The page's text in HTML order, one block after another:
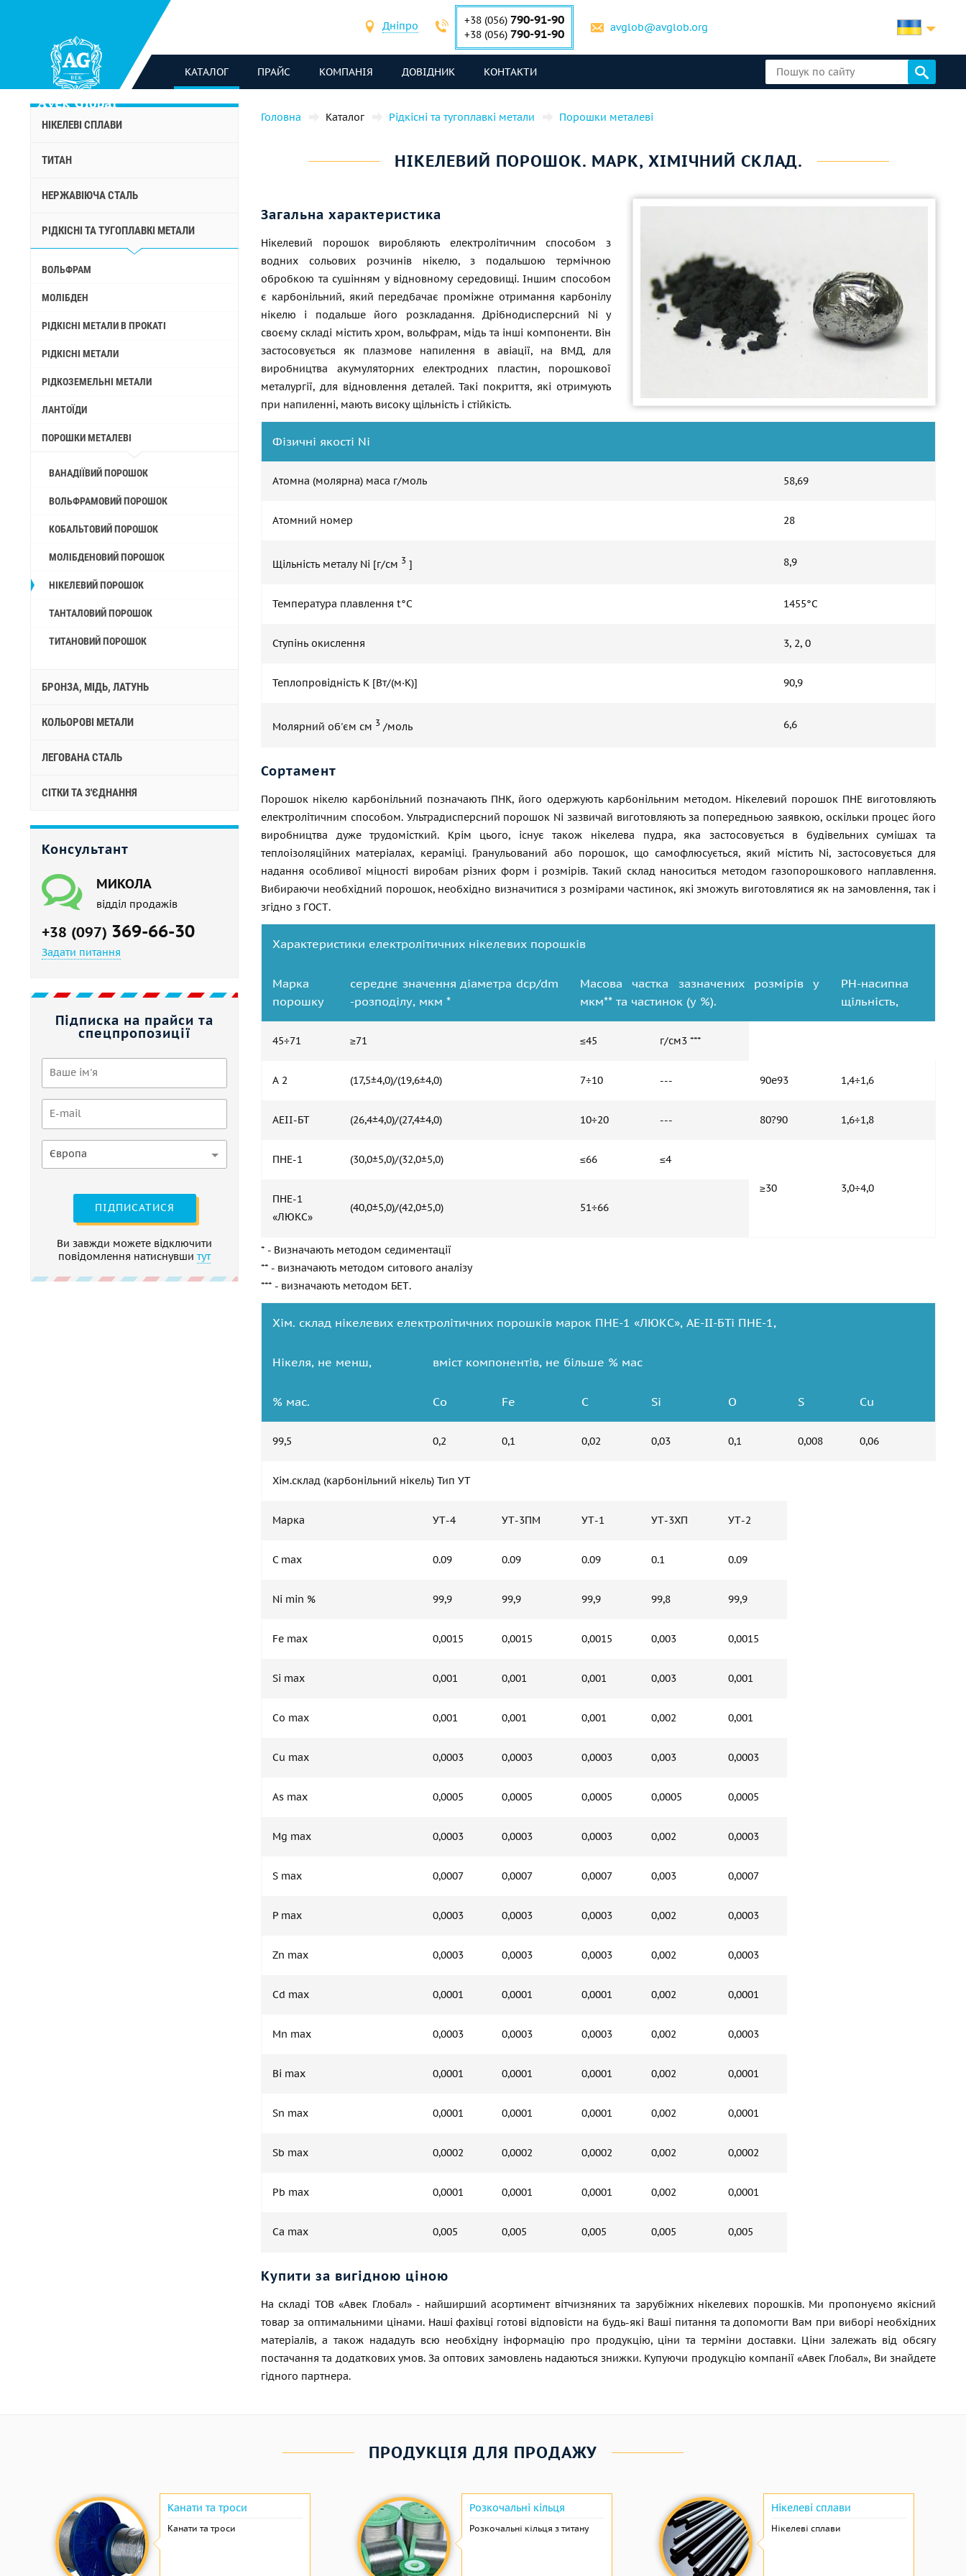
Дніпро +38 (056) 790-91-90
+38 (056) 790-91-90 avglob@avglob.org
КАТАЛОГ ПРАЙС КОМПАНІЯ ДОВІДНИК КОНТАКТИ
НІКЕЛЕВІ СПЛАВИ
ТИТАН
НЕРЖАВІЮЧА СТАЛЬ
РІДКІСНІ ТА ТУГОПЛАВКІ МЕТАЛИ
ВОЛЬФРАМ
МОЛІБДЕН
РІДКІСНІ МЕТАЛИ В ПРОКАТІ
РІДКІСНІ МЕТАЛИ
РІДКОЗЕМЕЛЬНІ МЕТАЛИ
ЛАНТОЇДИ
ПОРОШКИ МЕТАЛЕВІ
ВАНАДІЇВИЙ ПОРОШОК
ВОЛЬФРАМОВИЙ ПОРОШОК
КОБАЛЬТОВИЙ ПОРОШОК
МОЛІБДЕНОВИЙ ПОРОШОК
НІКЕЛЕВИЙ ПОРОШОК
ТАНТАЛОВИЙ ПОРОШОК
ТИТАНОВИЙ ПОРОШОК
БРОНЗА, МІДЬ, ЛАТУНЬ
КОЛЬОРОВІ МЕТАЛИ
ЛЕГОВАНА СТАЛЬ
СІТКИ ТА З'ЄДНАННЯ
Консультант
МИКОЛА
відділ продажів
+38 (097) 369-66-30
Задати питання
Підписка на прайси та
спецпропозиції
Європа
ПІДПИСАТИСЯ
Ви завжди можете відключити
повідомлення натиснувши тут
Головна Каталог Рідкісні та тугоплавкі метали Порошки металеві
НІКЕЛЕВИЙ ПОРОШОК. МАРК, ХІМІЧНИЙ СКЛАД.
Загальна характеристика
Нікелевий порошок виробляють електролітичним способом з
водних сольових розчинів нікелю, з подальшою термічною
обробкою та сушінням у відновному середовищі. Іншим способом
є карбонільний, який передбачає проміжне отримання карбонілу
нікелю і подальше його розкладання. Дрібнодисперсний Ni у
своєму складі містить хром, вольфрам, мідь та інші компоненти. Він
застосовується як плазмове напилення в авіації, на ВМД, для
виробництва акумуляторних електродних пластин, порошкової
металургії, для відновлення деталей. Такі покриття, які отримують
при напиленні, мають високу щільність і стійкість.
Фізичні якості Ni
Атомна (молярна) маса г/моль 58,69
Атомний номер 28
Щільність металу Ni [г/см 3 ] 8,9
Температура плавлення t°С 1455°С
Ступінь окислення 3, 2, 0
Теплопровідність К [Вт/(м·К)] 90,9
Молярний об'єм см 3 /моль 6,6
Сортамент
Порошок нікелю карбонільний позначають ПНК, його одержують карбонільним методом. Нікелевий порошок ПНЕ виготовляють
електролітичним способом. Ультрадисперсний порошок Ni зазвичай виготовляють за попередньою заявкою, оскільки процес його
виробництва дуже трудомісткий. Крім цього, існує також нікелева пудра, яка застосовується в будівельних сумішах та
теплоізоляційних матеріалах, кераміці. Гранульований або порошок, що самофлюсується, який містить Ni, застосовується для
надання особливої міцності виробам різних форм і розмірів. Такий склад наноситься методом газопорошкового наплавлення.
Вибираючи необхідний порошок, необхідно визначитися з розмірами частинок, які зможуть виготовлятися як на замовлення, так і
згідно з ГОСТ.
Характеристики електролітичних нікелевих порошків
Марка
порошку
середнє значення діаметра dср/dm
-розподілу, мкм *
Масова частка зазначених розмірів у
мкм** та частинок (у %).
PH-насипна
щільність,
45÷71 ≥71 ≤45 г/см3 ***
А 2 (17,5±4,0)/(19,6±4,0) 7÷10 --- 90е93 1,4÷1,6
АЕІІ-БТ (26,4±4,0)/(27,4±4,0) 10÷20 --- 80?90 1,6÷1,8
ПНЕ-1 (30,0±5,0)/(32,0±5,0) ≤66 ≤4
≥30
3,0÷4,0
ПНЕ-1
«ЛЮКС»
(40,0±5,0)/(42,0±5,0) 51÷66
* - Визначають методом седиментації
** - визначають методом ситового аналізу
*** - визначають методом БЕТ.
Хім. склад нікелевих електролітичних порошків марок ПНЕ-1 «ЛЮКС», АЕ-II-БТі ПНЕ-1,
Нікеля, не менш, вміст компонентів, не більше % мас
% мас. Сo Fe C Si O S Cu
99,5 0,2 0,1 0,02 0,03 0,1 0,008 0,06
Хім.склад (карбонільний нікель) Тип УТ
Марка УТ-4 УТ-3ПМ УТ-1 УТ-3ХП УТ-2
C max 0.09 0.09 0.09 0.1 0.09
Ni min % 99,9 99,9 99,9 99,8 99,9
Fe max 0,0015 0,0015 0,0015 0,003 0,0015
Si max 0,001 0,001 0,001 0,003 0,001
Co max 0,001 0,001 0,001 0,002 0,001
Cu max 0,0003 0,0003 0,0003 0,003 0,0003
As max 0,0005 0,0005 0,0005 0,0005 0,0005
Mg max 0,0003 0,0003 0,0003 0,002 0,0003
S max 0,0007 0,0007 0,0007 0,003 0,0007
P max 0,0003 0,0003 0,0003 0,002 0,0003
Zn max 0,0003 0,0003 0,0003 0,002 0,0003
Cd max 0,0001 0,0001 0,0001 0,002 0,0001
Mn max 0,0003 0,0003 0,0003 0,002 0,0003
Bi max 0,0001 0,0001 0,0001 0,002 0,0001
Sn max 0,0001 0,0001 0,0001 0,002 0,0001
Sb max 0,0002 0,0002 0,0002 0,002 0,0002
Pb max 0,0001 0,0001 0,0001 0,002 0,0001
Ca max 0,005 0,005 0,005 0,005 0,005
Купити за вигідною ціною
На складі ТОВ «Авек Глобал» - найширший асортимент вітчизняних та зарубіжних нікелевих порошків. Ми пропонуємо якісний
товар за оптимальними цінами. Наші фахівці готові відповісти на будь-які Ваші питання та допомогти Вам при виборі необхідних
матеріалів, а також нададуть всю необхідну інформацію про продукцію, ціни та терміни доставки. Ціни залежать від обсягу
постачання та додаткових умов. За оптових замовлень надаються знижки. Купуючи продукцію компанії «Авек Глобал», Ви знайдете
гідного партнера.
ПРОДУКЦІЯ ДЛЯ ПРОДАЖУ
Канати та троси
Канати та троси
Розкочальні кільця
Розкочальні кільця з титану
Нікелеві сплави
Нікелеві сплави